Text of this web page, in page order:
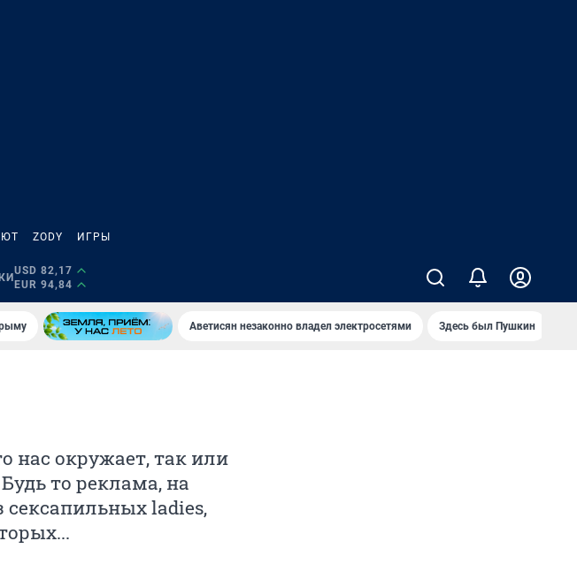
ZODY ИГРЫ
USD 82,17
EUR 94,84
Аветисян незаконно владел электросетями Здесь был Пушкин
нас окружает, так или
то реклама, на
сексапильных ladies,